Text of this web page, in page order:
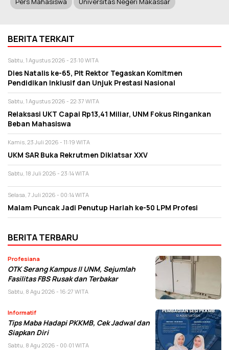
BERITA TERKAIT
Sabtu, 1 Agustus 2026 - 23:10 WITA
Dies Natalis ke-65, Plt Rektor Tegaskan Komitmen
Pendidikan Inklusif dan Unjuk Prestasi Nasional
Sabtu, 1 Agustus 2026 - 22:37 WITA
Relaksasi UKT Capai Rp13,41 Miliar, UNM Fokus Ringankan
Beban Mahasiswa
Kamis, 23 Juli 2026 - 11:19 WITA
UKM SAR Buka Rekrutmen Diklatsar XXV
Sabtu, 18 Juli 2026 - 23:14 WITA
Selasa, 7 Juli 2026 - 00:14 WITA
Malam Puncak Jadi Penutup Harlah ke-50 LPM Profesi
BERITA TERBARU
Profesiana
OTK Serang Kampus II UNM, Sejumlah
Fasilitas FBS Rusak dan Terbakar
Sabtu, 8 Agu 2026 - 16:27 WITA
Informatif
Tips Maba Hadapi PKKMB, Cek Jadwal dan
Siapkan Diri
Sabtu, 8 Agu 2026 - 00:01 WITA